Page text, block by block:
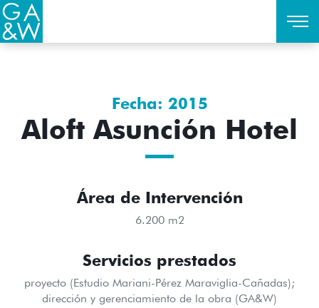
Fecha: 2015
Aloft Asunción Hotel
Área de Intervención
6.200 m2
Servicios prestados
proyecto (Estudio Mariani-Pérez Maraviglia-Cañadas);
dirección y gerenciamiento de la obra (GA&W)